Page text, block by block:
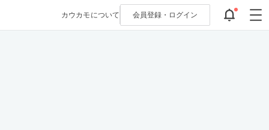
カウカモについて 会員登録・ ログイン